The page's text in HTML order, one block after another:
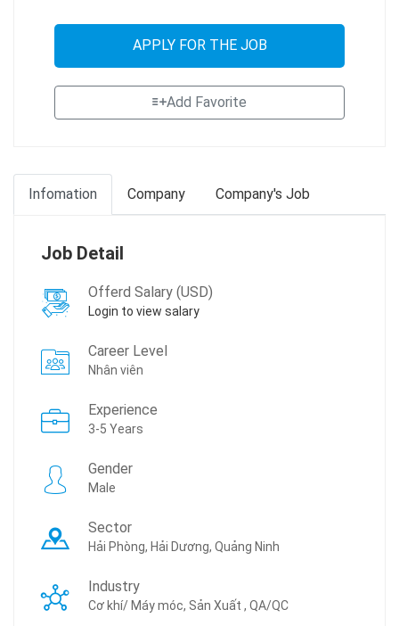
APPLY FOR THE JOB
Add Favorite
Infomation Company Company's Job
Job Detail
Offerd Salary (USD)
Login to view salary
Career Level
Nhân viên
Experience
3-5 Years
Gender
Male
Sector
Hải Phòng, Hải Dương, Quảng Ninh
Industry
Cơ khí/ Máy móc, Sản Xuất , QA/QC